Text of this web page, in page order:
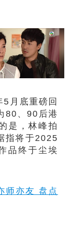
月底重磅回
80、90后港
是，林峰拍
指将于2025
品终于尘埃
师亦友 盘点